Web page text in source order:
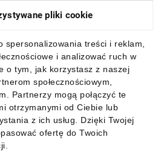
pliki cookie
spersonalizowania treści i reklam,
i analizować ruch w
o tym, jak korzystasz z naszej
społecznościowym,
Partnerzy mogą połączyć te
otrzymanymi od Ciebie lub
z ich usług. Dzięki Twojej
ofertę do Twoich
aplikację mobilną: